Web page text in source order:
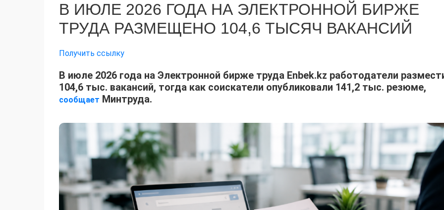
В ИЮЛЕ 2026 ГОДА НА ЭЛЕКТРОННОЙ БИРЖЕ
ТРУДА РАЗМЕЩЕНО 104,6 ТЫСЯЧ ВАКАНСИЙ
Получить ссылку
В июле 2026 года на Электронной бирже труда Enbek.kz работодатели
104,6 тыс. вакансий, тогда как соискатели опубликовали 141,2 тыс. резюме,
сообщает Минтруда.